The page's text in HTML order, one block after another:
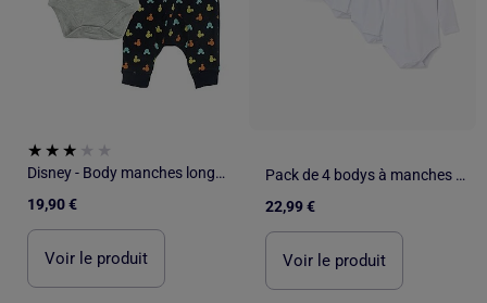
Disney - Body manches longues avec legging à motifs colorés
19,90 €
Voir le produit
Pack de 4 bodys à manches longues en coton avec imprimés
22,99 €
Voir le produit